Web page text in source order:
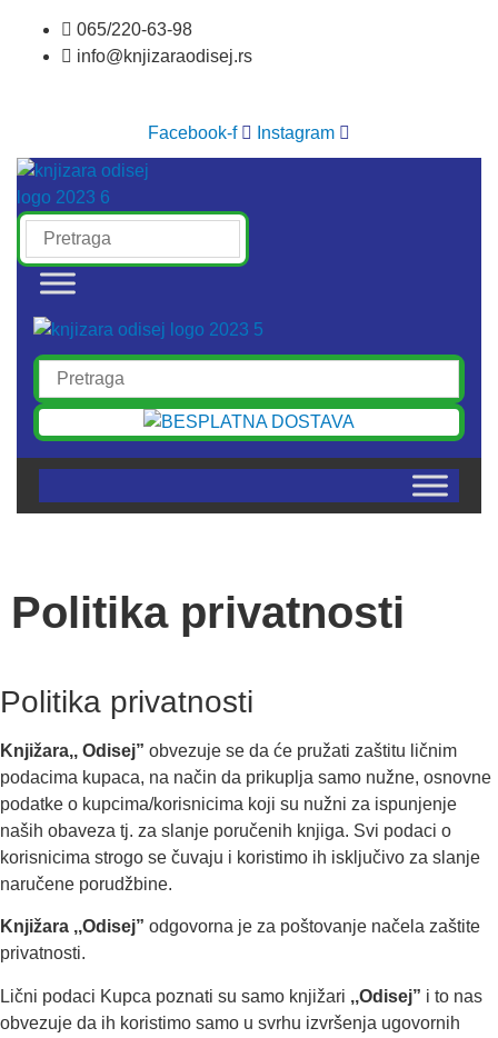
sadržaj
065/220-63-98
info@knjizaraodisej.rs
Facebook-f Instagram
Politika privatnosti
Politika privatnosti
Knjižara,, Odisej” obvezuje se da će pružati zaštitu ličnim
podacima kupaca, na način da prikuplja samo nužne, osnovne
podatke o kupcima/korisnicima koji su nužni za ispunjenje
naših obaveza tj. za slanje poručenih knjiga. Svi podaci o
korisnicima strogo se čuvaju i koristimo ih isključivo za slanje
naručene porudžbine.
Knjižara ,,Odisej” odgovorna je za poštovanje načela zaštite
privatnosti.
Lični podaci Kupca poznati su samo knjižari ,,Odisej” i to nas
obvezuje da ih koristimo samo u svrhu izvršenja ugovornih